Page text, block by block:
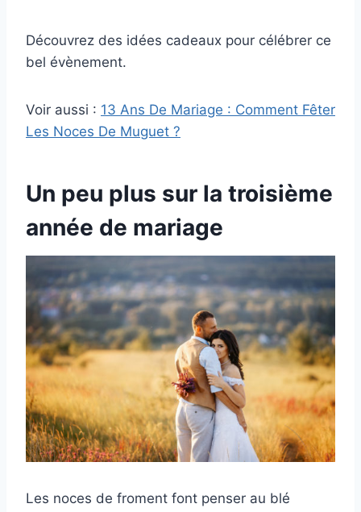
Découvrez des idées cadeaux pour célébrer ce
bel évènement.
Voir aussi : 13 Ans De Mariage : Comment Fêter
Les Noces De Muguet ?
Un peu plus sur la troisième
année de mariage
Les noces de froment font penser au blé